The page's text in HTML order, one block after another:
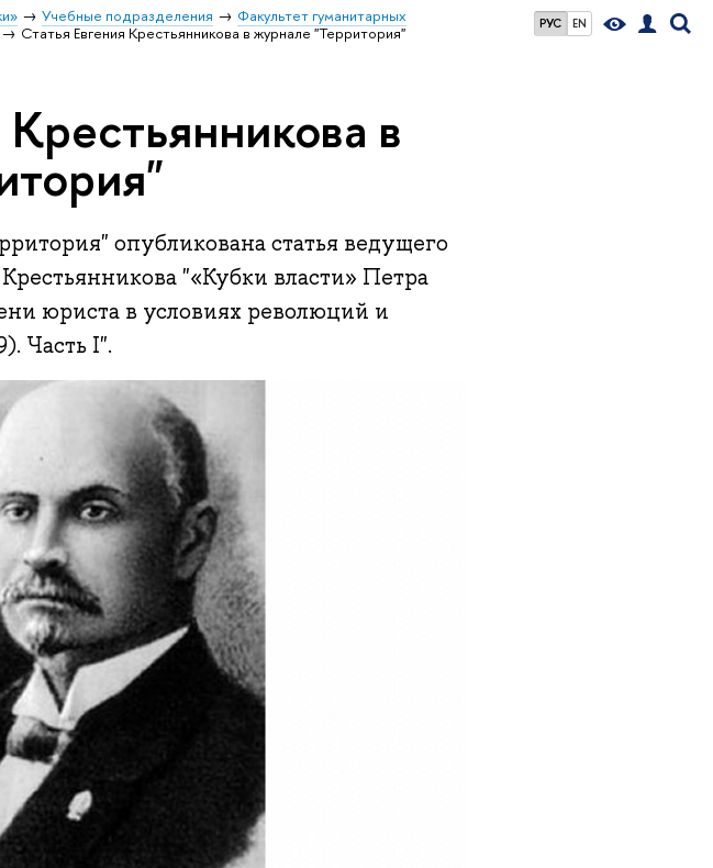
РУС EN
Учебные подразделения
Факультет гуманитарных
Статья Евгения Крестьянникова в журнале "Территория"
в
опубликована статья ведущего
"«Кубки власти» Петра
юриста в условиях революций и
Часть I".